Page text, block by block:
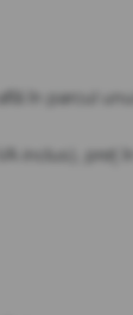
în parcul
inclus),